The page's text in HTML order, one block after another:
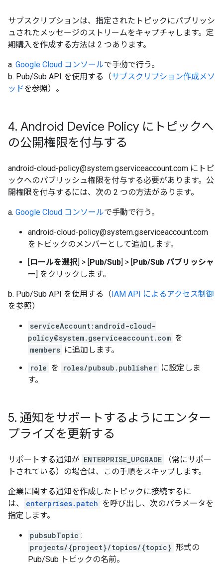
サブスクリプションは、指定されたトピックにパブリッシ
ュされたメッセージのストリームをキャプチャします。定
期購入を作成する方法は 2 つあります。
a. Google Cloud コンソールで手動で行う。
b. Pub/Sub API を使用する（サブスクリプション作成メソ
ッドを参照）。
4. Android Device Policy にトピックへ
の公開権限を付与する
android-cloud-policy@system.gserviceaccount.com にトピ
ックへのパブリッシュ権限を付与する必要があります。公
開権限を付与するには、次の 2 つの方法があります。
a. Google Cloud コンソールで手動で行う。
android-cloud-policy@system.gserviceaccount.com
をトピックのメンバーとして追加します。
[ロールを選択] > [Pub/Sub] > [Pub/Sub パブリッシャ
ー] をクリックします。
b. Pub/Sub API を使用する（IAM API によるアクセス制御
を参照）
serviceAccount:android-cloud-
policy@system.gserviceaccount.com を
members に追加します。
role を roles/pubsub.publisher に設定しま
す。
5. 通知をサポートするようにエンター
プライズを更新する
サポートする通知が ENTERPRISE_UPGRADE
（常にサポー
トされている）の場合は、この手順をスキップします。
企業に関する通知を作成したトピックに接続するに
は、
enterprises.patch を呼び出し、次のパラメータを
指定します。
pubsubTopic :
projects/{project}/topics/{topic} 形式の
Pub/Sub トピックの名前。